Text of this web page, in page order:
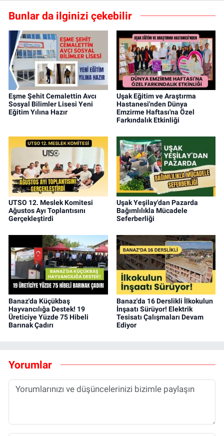
Bunlar da ilginizi çekebilir
Eşme Şehit Cemalettin Avcı
Sosyal Bilimler Lisesi Yeni
Eğitim Yılına Hazır
Uşak Eğitim ve Araştırma
Hastanesi'nden Dünya
Emzirme Haftası'na Özel
Farkındalık Etkinliği
UTSO 12. Meslek Komitesi
Ağustos Ayı Toplantısını
Gerçekleştirdi
Uşak Yeşilay'dan Pazarda
Bağımlılıkla Mücadele
Seferberliği
Banaz'da Küçükbaş
Hayvancılığa Destek! 19
Üreticiye Yüzde 75 Hibeli
Barınak Çadırı
Banaz'da 16 Derslikli İlkokulun
İnşaatı Sürüyor! Elektrik
Tesisatı Çalışmaları Devam
Ediyor
Yorumlar